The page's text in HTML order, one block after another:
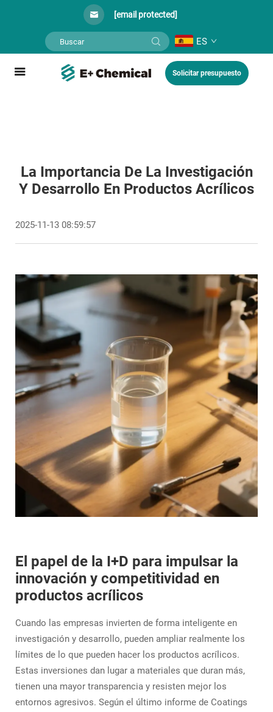
[email protected]
ES
Solicitar presupuesto
La Importancia De La Investigación
Y Desarrollo En Productos Acrílicos
2025-11-13 08:59:57
El papel de la I+D para impulsar la
innovación y competitividad en
productos acrílicos
Cuando las empresas invierten de forma inteligente en
investigación y desarrollo, pueden ampliar realmente los
límites de lo que pueden hacer los productos acrílicos.
Estas inversiones dan lugar a materiales que duran más,
tienen una mayor transparencia y resisten mejor los
entornos agresivos. Según el último informe de Coatings